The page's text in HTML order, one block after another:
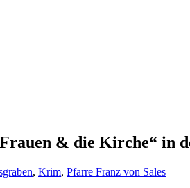
& die Kirche“ in
, Krim, Pfarre Franz von Sales